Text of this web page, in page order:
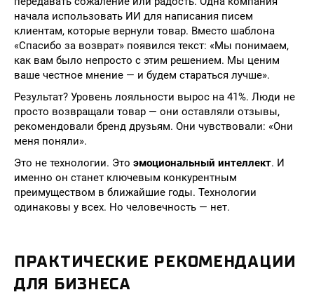
начала использовать ИИ для написания писем
клиентам, которые вернули товар. Вместо шаблона
«Спасибо за возврат» появился текст: «Мы понимаем,
как вам было непросто с этим решением. Мы ценим
ваше честное мнение — и будем стараться лучше».
Результат? Уровень лояльности вырос на 41%. Люди не
просто возвращали товар — они оставляли отзывы,
рекомендовали бренд друзьям. Они чувствовали: «Они
меня поняли».
Это не технологии. Это эмоциональный интеллект. И
именно он станет ключевым конкурентным
преимуществом в ближайшие годы. Технологии
одинаковы у всех. Но человечность — нет.
ПРАКТИЧЕСКИЕ РЕКОМЕНДАЦИИ
ДЛЯ БИЗНЕСА